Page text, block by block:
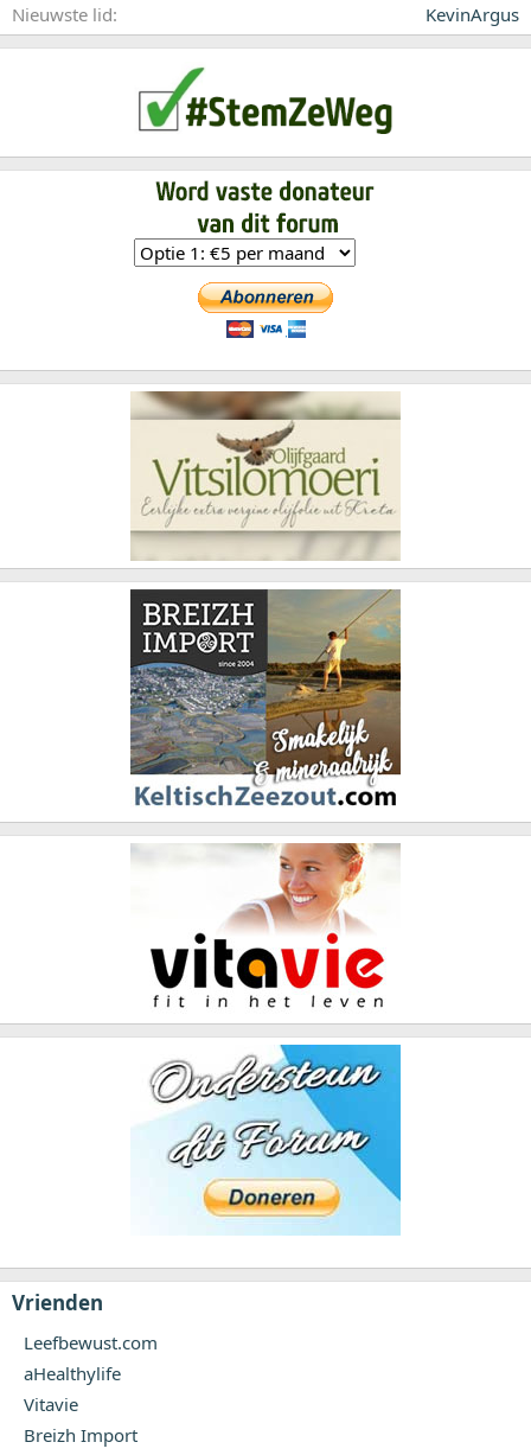
Nieuwste lid
KevinArgus
Vrienden
Leefbewust.com
aHealthylife
Vitavie
Breizh Import